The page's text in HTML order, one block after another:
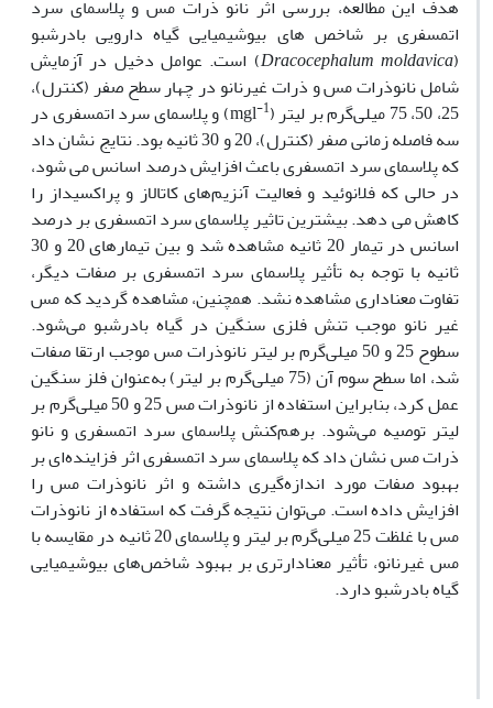
هدف این مطالعه، بررسی اثر نانو ذرات مس و پلاسمای سرد
اتمسفری بر شاخص های بیوشیمیایی گیاه دارویی بادرشبو
(
Dracocephalum moldavica) است. عوامل دخیل در آزمایش
شامل نانوذرات مس و ذرات غیرنانو در چهار سطح صفر (کنترل)،
25، 50، 75 میلی‌گرم بر لیتر (
mgl-1
) و پلاسمای سرد اتمسفری در
سه فاصله زمانی صفر (کنترل)، 20 و 30 ثانیه بود. نتایج نشان داد
که پلاسمای سرد اتمسفری باعث افزایش درصد اسانس می شود،
در حالی که فلانوئید و فعالیت آنزیم‌های کاتالاز و پراکسیداز را
کاهش می دهد. بیشترین تاثیر پلاسمای سرد اتمسفری بر درصد
اسانس در تیمار 20 ثانیه مشاهده شد و بین تیمارهای 20 و 30
ثانیه با توجه به تأثیر پلاسمای سرد اتمسفری بر صفات دیگر،
تفاوت معناداری مشاهده نشد. همچنین، مشاهده گردید که مس
غیر نانو موجب تنش فلزی سنگین در گیاه بادرشبو می‌شود.
سطوح 25 و 50 میلی‌گرم بر لیتر نانوذرات مس موجب ارتقا صفات
شد، اما سطح سوم آن (75 میلی‌گرم بر لیتر) به‌عنوان فلز سنگین
عمل کرد، بنابراین استفاده از نانوذرات مس 25 و 50 میلی‌گرم بر
لیتر توصیه می‌شود. برهم‌کنش پلاسمای سرد اتمسفری و نانو
ذرات مس نشان داد که پلاسمای سرد اتمسفری اثر فزاینده‌ای بر
بهبود صفات مورد اندازه‌گیری داشته و اثر نانوذرات مس را
افزایش داده است. می‌توان نتیجه گرفت که استفاده از نانوذرات
مس با غلظت 25 میلی‌گرم بر لیتر و پلاسمای 20 ثانیه در مقایسه با
مس غیرنانو، تأثیر معنادارتری بر بهبود شاخص‌های بیوشیمیایی
گیاه بادرشبو دارد.